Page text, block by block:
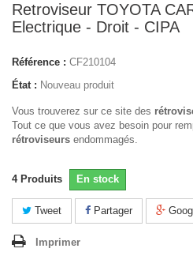
Retroviseur TOYOTA
Electrique - Droit - CIPA
Référence : CF210104
État : Nouveau produit
Vous trouverez sur ce site des
Tout ce que vous avez besoin pour
rétroviseurs endommagés.
4 Produits En stock
Tweet Partager
Imprimer